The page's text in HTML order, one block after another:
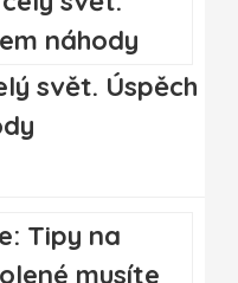
svět. Úspěch